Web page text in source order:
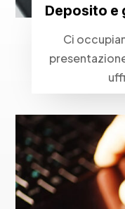
Deposito e
Ci